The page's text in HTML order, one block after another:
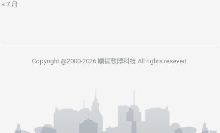
« 7 月
Copyright @2000-2026 順揚軟體科技 All rights reseved.